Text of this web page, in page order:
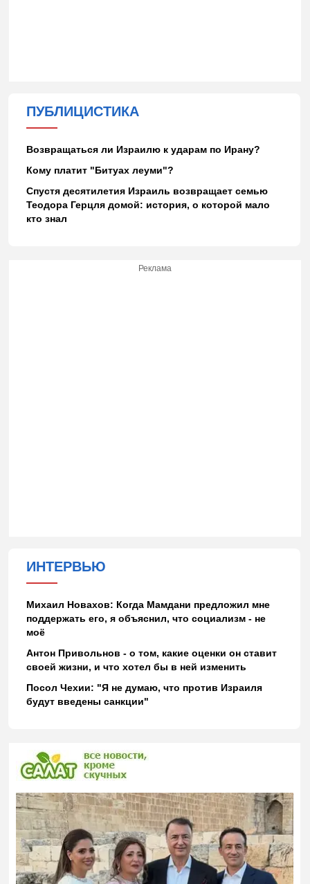
ПУБЛИЦИСТИКА
Возвращаться ли Израилю к ударам по Ирану?
Кому платит "Битуах леуми"?
Спустя десятилетия Израиль возвращает семью
Теодора Герцля домой: история, о которой мало
кто знал
Реклама
ИНТЕРВЬЮ
Михаил Новахов: Когда Мамдани предложил мне
поддержать его, я объяснил, что социализм - не
моё
Антон Привольнов - о том, какие оценки он ставит
своей жизни, и что хотел бы в ней изменить
Посол Чехии: "Я не думаю, что против Израиля
будут введены санкции"